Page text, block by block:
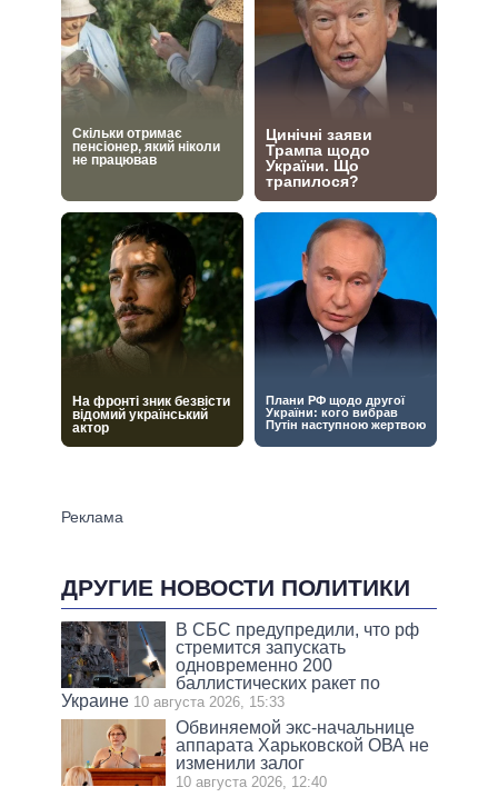
ДРУГИЕ НОВОСТИ ПОЛИТИКИ
В СБС предупредили, что рф
стремится запускать
одновременно 200
баллистических ракет по
Украине 10 августа 2026, 15:33
Обвиняемой экс-начальнице
аппарата Харьковской ОВА не
изменили залог
10 августа 2026, 12:40